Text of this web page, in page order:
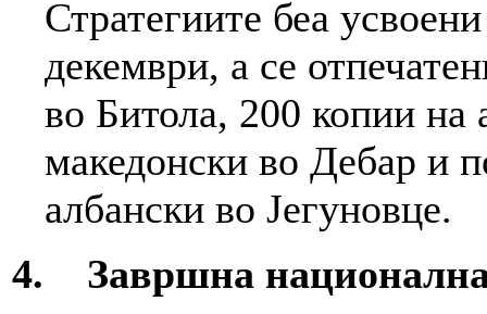
Стратегиите беа
декември, а се
во Битола, 200 копии на
македонски во Дебар и
албански во Јегуновце.
4. Завршна национална